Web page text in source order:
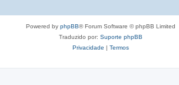
Powered by phpBB® Forum Software © phpBB Limited
Traduzido por: Suporte phpBB
Privacidade | Termos